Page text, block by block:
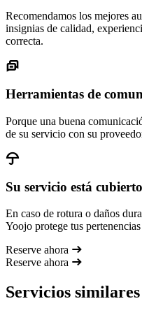
Recomendamos los mejores
insignias de calidad,
correcta.
Herramientas de
Porque una buena
de su servicio con su
Su servicio está cubierto
En caso de rotura o daños
Yoojo protege tus
Reserve ahora
Reserve ahora
Servicios similares